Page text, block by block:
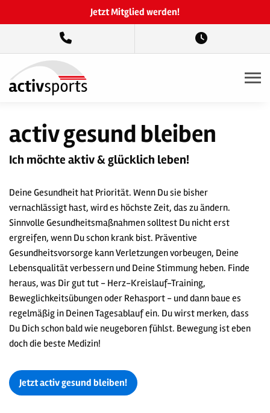
Jetzt Mitglied werden!
activ gesund bleiben
Ich möchte aktiv & glücklich leben!
Deine Gesundheit hat Priorität. Wenn Du sie bisher
vernachlässigt hast, wird es höchste Zeit, das zu ändern.
Sinnvolle Gesundheitsmaßnahmen solltest Du nicht erst
ergreifen, wenn Du schon krank bist. Präventive
Gesundheitsvorsorge kann Verletzungen vorbeugen, Deine
Lebensqualität verbessern und Deine Stimmung heben. Finde
heraus, was Dir gut tut - Herz-Kreislauf-Training,
Beweglichkeitsübungen oder Rehasport - und dann baue es
regelmäßig in Deinen Tagesablauf ein. Du wirst merken, dass
Du Dich schon bald wie neugeboren fühlst. Bewegung ist eben
doch die beste Medizin!
Jetzt activ gesund bleiben!